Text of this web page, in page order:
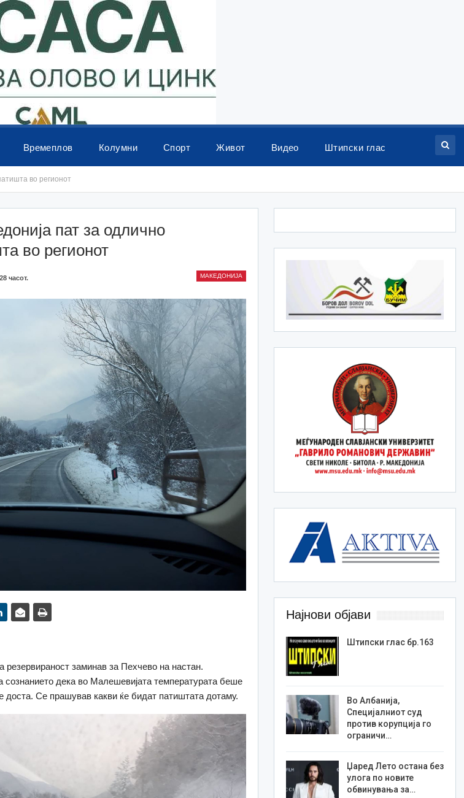
Времеплов Колумни Спорт Живот Видео Штипски глас
во регионот
пат за одлично
во регионот
МАКЕДОНИЈА
часот.
резервираност заминав за Пехчево на настан.
сознанието дека во Малешевијата температурата беше
доста. Се прашував какви ќе бидат патиштата дотаму.
Најнови објави
Штипски глас бр.163
Во Албанија,
Специјалниот суд
против корупција го
ограничи…
Џаред Лето остана без
улога по новите
обвинувања за…